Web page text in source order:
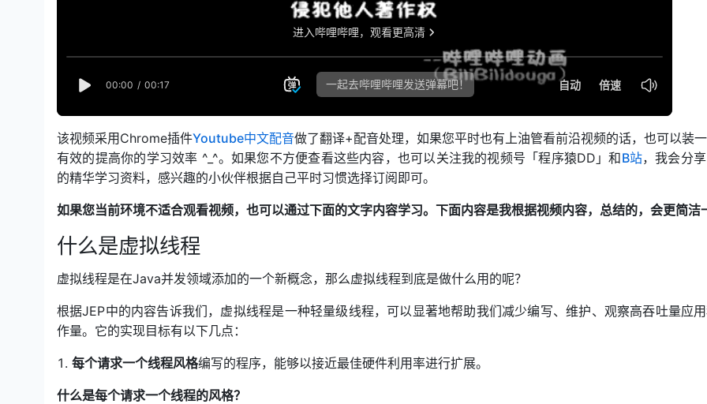
该视频采用Chrome插件Youtube中文配音open in new window
做了翻译+配音处理，如果您平时也有上油管看前沿视频的话，也可以装
有效的提高你的学习效率 ^_^。如果您不方便查看这些内容，也可以关注我的视频号「程序猿DD」和B站open in
，我会分
的精华学习资料，感兴趣的小伙伴根据自己平时习惯选择订阅即可。
如果您当前环境不适合观看视频，也可以通过下面的文字内容学习。下面内容是我根据视频内容，总结的，会更简洁
什么是虚拟线程
虚拟线程是在Java并发领域添加的一个新概念，那么虚拟线程到底是做什么用的呢？
根据JEP中的内容告诉我们，虚拟线程是一种轻量级线程，可以显著地帮助我们减少编写、维护、观察高吞吐量应
作量。它的实现目标有以下几点：
每个请求一个线程风格编写的程序，能够以接近最佳硬件利用率进行扩展。
什么是每个请求一个线程的风格？